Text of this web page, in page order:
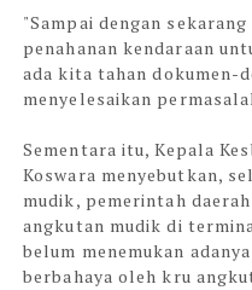
"Sampai dengan
penahanan kendaraan
ada kita tahan dokumen-
menyelesaikan
Sementara itu, Kepala
Koswara menyebutkan,
mudik, pemerintah
angkutan mudik di
belum menemukan
berbahaya oleh kru